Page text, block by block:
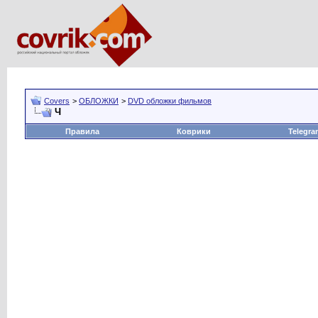
Covers > ОБЛОЖКИ > DVD обложки фильмов
Ч
Правила Коврики